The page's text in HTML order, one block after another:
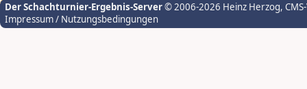
Der Schachturnier-Ergebnis-Server© 2006-2026 Heinz Herzog,
Impressum / Nutzungsbedingungen